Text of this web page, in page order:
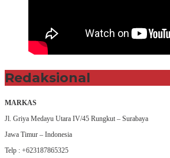
Redaksional
MARKAS
Jl. Griya Medayu Utara IV/45 Rungkut – Surabaya
Jawa Timur – Indonesia
Telp : +623187865325